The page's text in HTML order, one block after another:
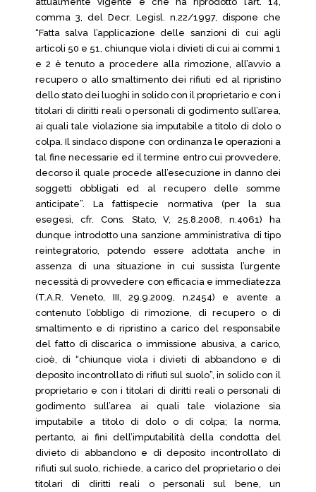
comma 3, del Decr. Legisl. n.22/1997, dispone che
“Fatta salva l’applicazione delle sanzioni di cui agli
articoli 50 e 51, chiunque viola i divieti di cui ai commi 1
e 2 è tenuto a procedere alla rimozione, all’avvio a
recupero o allo smaltimento dei rifiuti ed al ripristino
dello stato dei luoghi in solido con il proprietario e con i
titolari di diritti reali o personali di godimento sull’area,
ai quali tale violazione sia imputabile a titolo di dolo o
colpa. Il sindaco dispone con ordinanza le operazioni a
tal fine necessarie ed il termine entro cui provvedere,
decorso il quale procede all’esecuzione in danno dei
soggetti obbligati ed al recupero delle somme
anticipate”. La fattispecie normativa (per la sua
esegesi, cfr. Cons. Stato, V, 25.8.2008, n.4061) ha
dunque introdotto una sanzione amministrativa di tipo
reintegratorio, potendo essere adottata anche in
assenza di una situazione in cui sussista l’urgente
necessità di provvedere con efficacia e immediatezza
(T.A.R. Veneto, III, 29.9.2009, n.2454) e avente a
contenuto l’obbligo di rimozione, di recupero o di
smaltimento e di ripristino a carico del responsabile
del fatto di discarica o immissione abusiva, a carico,
cioè, di “chiunque viola i divieti di abbandono e di
deposito incontrollato di rifiuti sul suolo”, in solido con il
proprietario e con i titolari di diritti reali o personali di
godimento sull’area ai quali tale violazione sia
imputabile a titolo di dolo o di colpa; la norma,
pertanto, ai fini dell’imputabilità della condotta del
divieto di abbandono e di deposito incontrollato di
rifiuti sul suolo, richiede, a carico del proprietario o dei
titolari di diritti reali o personali sul bene, un